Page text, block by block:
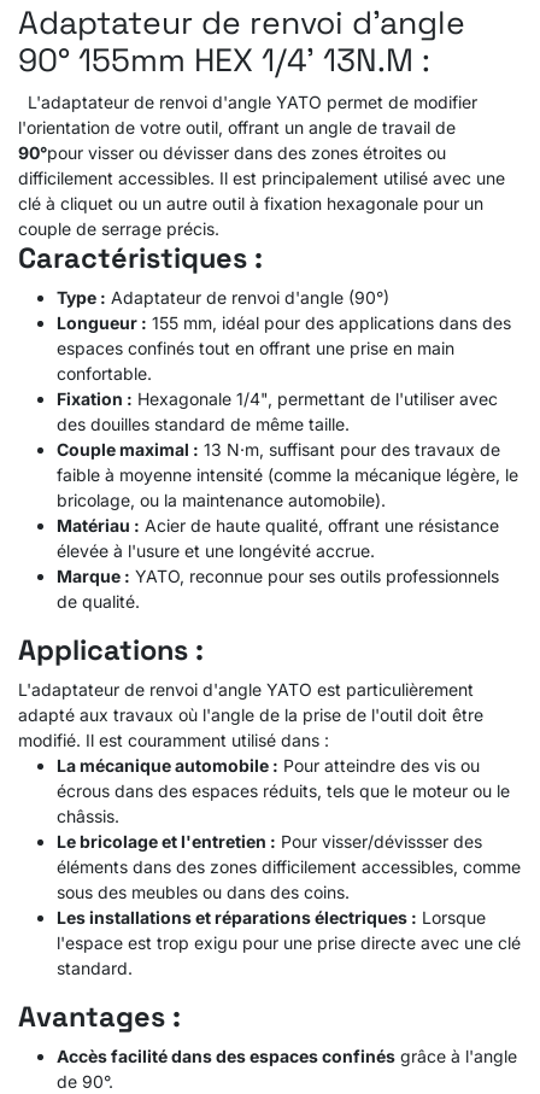
Adaptateur de renvoi d'angle
90° 155mm HEX 1/4' 13N.M :
L'adaptateur de renvoi d'angle YATO permet de modifier
l'orientation de votre outil, offrant un angle de travail de
90°pour visser ou dévisser dans des zones étroites ou
difficilement accessibles. Il est principalement utilisé avec une
clé à cliquet ou un autre outil à fixation hexagonale pour un
couple de serrage précis.
Caractéristiques :
Type : Adaptateur de renvoi d'angle (90°)
Longueur : 155 mm, idéal pour des applications dans des
espaces confinés tout en offrant une prise en main
confortable.
Fixation : Hexagonale 1/4", permettant de l'utiliser avec
des douilles standard de même taille.
Couple maximal : 13 N·m, suffisant pour des travaux de
faible à moyenne intensité (comme la mécanique légère, le
bricolage, ou la maintenance automobile).
Matériau : Acier de haute qualité, offrant une résistance
élevée à l'usure et une longévité accrue.
Marque : YATO, reconnue pour ses outils professionnels
de qualité.
Applications :
L'adaptateur de renvoi d'angle YATO est particulièrement
adapté aux travaux où l'angle de la prise de l'outil doit être
modifié. Il est couramment utilisé dans :
La mécanique automobile : Pour atteindre des vis ou
écrous dans des espaces réduits, tels que le moteur ou le
châssis.
Le bricolage et l'entretien : Pour visser/dévissser des
éléments dans des zones difficilement accessibles, comme
sous des meubles ou dans des coins.
Les installations et réparations électriques : Lorsque
l'espace est trop exigu pour une prise directe avec une clé
standard.
Avantages :
Accès facilité dans des espaces confinés grâce à l'angle
de 90°.